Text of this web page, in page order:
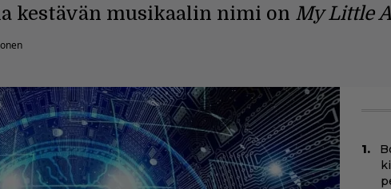
kestävän musikaalin nimi on My Little